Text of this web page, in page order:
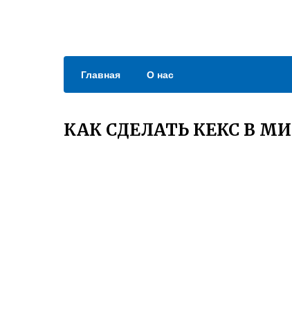
Главная О нас
КАК СДЕЛАТЬ КЕКС В